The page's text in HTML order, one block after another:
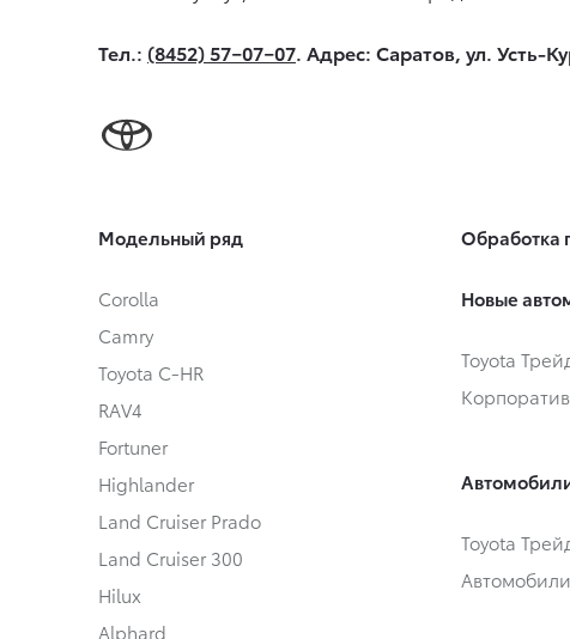
Тел.: (8452) 57−07−07. Адрес: Саратов, ул. Усть-
Модельный ряд
Corolla
Camry
Toyota C-HR
RAV4
Fortuner
Highlander
Land Cruiser Prado
Land Cruiser 300
Hilux
Alphard
Обработка
Новые
Toyota
Toyota